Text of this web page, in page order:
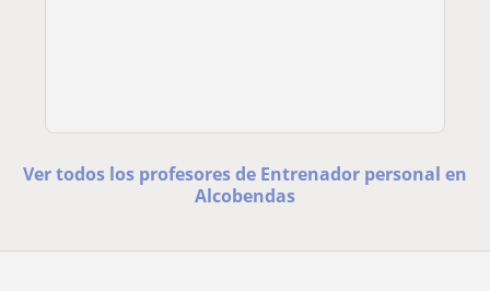
Ver todos los profesores de Entrenador personal en
Alcobendas